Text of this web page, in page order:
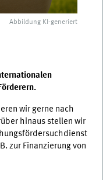
Abbildung KI-generiert
wir gerne nach
hinaus stellen wir
zur Finanzierung von